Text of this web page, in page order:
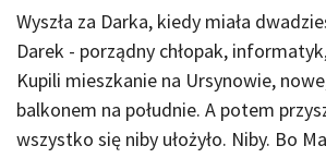
Wyszła za Darka, kiedy miała
Darek - porządny chłopak,
Kupili mieszkanie na Ursynowie,
balkonem na południe. A potem
wszystko się niby ułożyło. Niby. Bo